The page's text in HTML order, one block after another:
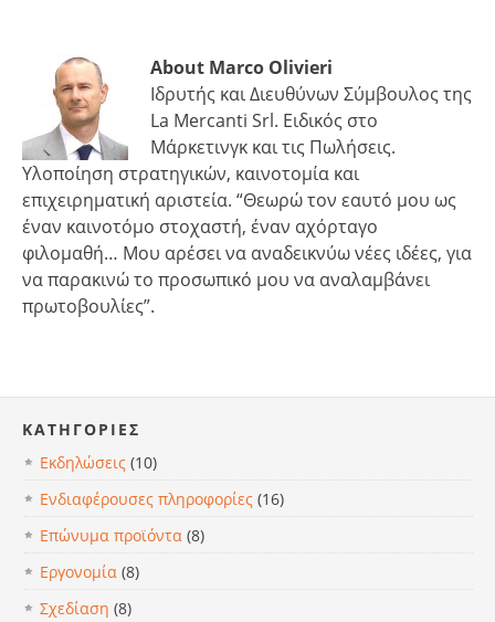
About Marco Olivieri
Ιδρυτής και Διευθύνων Σύμβουλος της
La Mercanti Srl. Ειδικός στο
Μάρκετινγκ και τις Πωλήσεις.
Υλοποίηση στρατηγικών, καινοτομία και
επιχειρηματική αριστεία. “Θεωρώ τον εαυτό μου ως
έναν καινοτόμο στοχαστή, έναν αχόρταγο
φιλομαθή… Μου αρέσει να αναδεικνύω νέες ιδέες, για
να παρακινώ το προσωπικό μου να αναλαμβάνει
πρωτοβουλίες”.
KΑΤΗΓΟΡΊΕΣ
Εκδηλώσεις (10)
Ενδιαφέρουσες πληροφορίες (16)
Επώνυμα προϊόντα (8)
Εργονομία (8)
Σχεδίαση (8)